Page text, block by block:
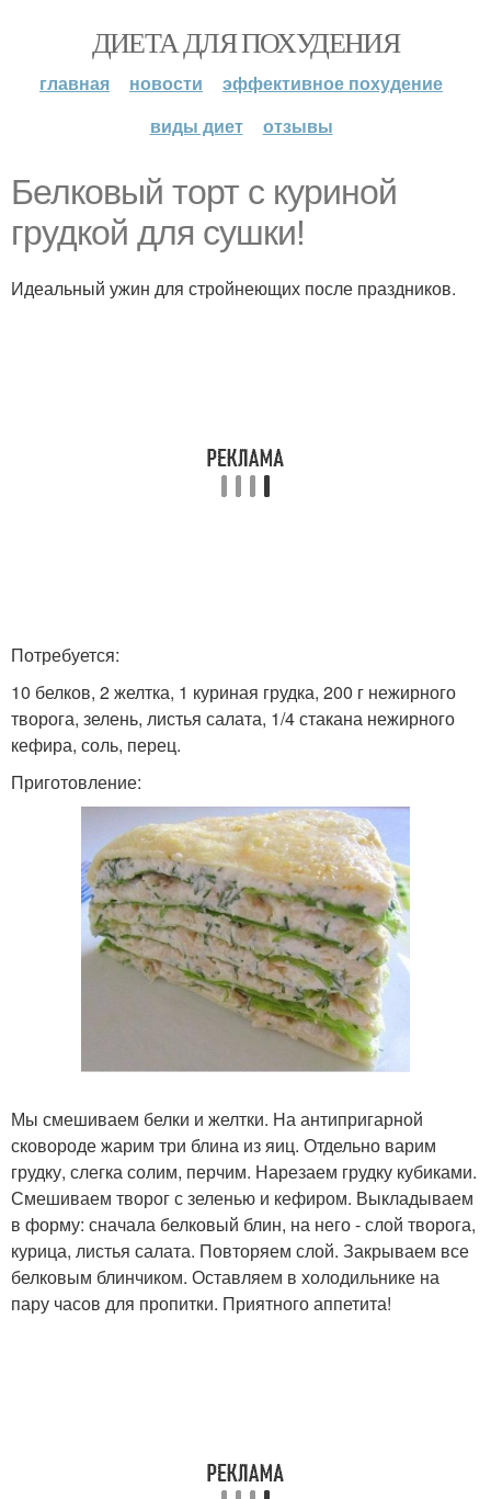
ДИЕТА ДЛЯ ПОХУДЕНИЯ
главная новости
эффективное похудение
виды диет
отзывы
Белковый торт с куриной
грудкой для сушки!
Идеальный ужин для стройнеющих после праздников.
Потребуется:
10 белков, 2 желтка, 1 куриная грудка, 200 г нежирного
творога, зелень, листья салата, 1/4 стакана нежирного
кефира, соль, перец.
Приготовление:
Мы смешиваем белки и желтки. На антипригарной
сковороде жарим три блина из яиц. Отдельно варим
грудку, слегка солим, перчим. Нарезаем грудку кубиками.
Смешиваем творог с зеленью и кефиром. Выкладываем
в форму: сначала белковый блин, на него - слой творога,
курица, листья салата. Повторяем слой. Закрываем все
белковым блинчиком. Оставляем в холодильнике на
пару часов для пропитки. Приятного аппетита!